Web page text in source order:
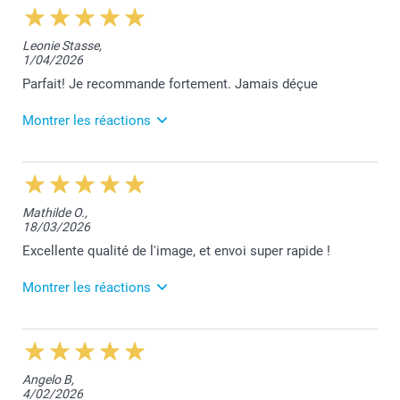
12:24
Nous sommes ravis de vous savoir satisfaite de vos
faire-part, Julie. Merci beaucoup!
Bien à vous,
Leonie Stasse,
1/04/2026
Parfait! Je recommande fortement. Jamais déçue
Montrer les réactions
7/04/2026
12:58
Quel plaisir de vous lire, merci pour votre
recommandation, Leonie.
Belle journée!
Bien à vous,
Lucie@smartphoto
Mathilde O.,
18/03/2026
Excellente qualité de l'image, et envoi super rapide !
Montrer les réactions
19/03/2026
11:58
Bonjour Mathilde,
Angelo B,
4/02/2026